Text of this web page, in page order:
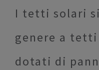
I tetti solari
genere a
dotati di